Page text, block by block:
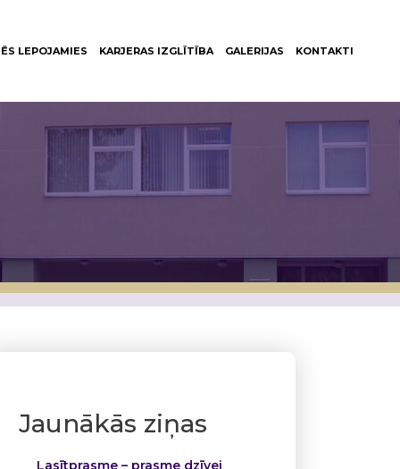
LEPOJAMIES KARJERAS IZGLĪTĪBA GALERIJAS KONTAKTI
Jaunākās ziņas
Lasītprasme – prasme dzīvei